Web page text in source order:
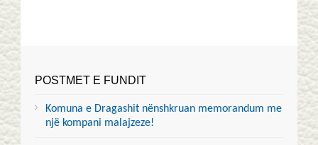
POSTMET E FUNDIT
Komuna e Dragashit nënshkruan memorandum me
një kompani malajzeze!